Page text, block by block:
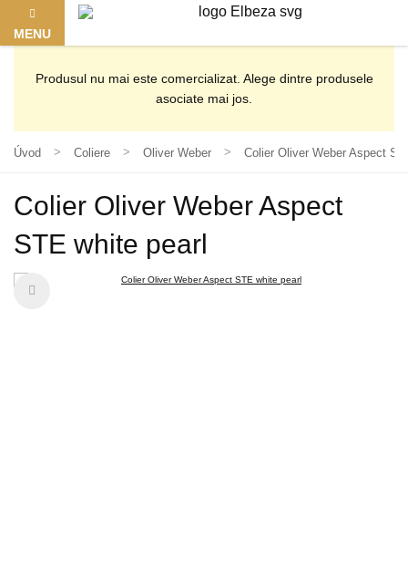
MENU
Produsul nu mai este comercializat. Alege dintre produsele
asociate mai jos.
Úvod Coliere Oliver Weber Colier Oliver Weber Aspect
Colier Oliver Weber Aspect
STE white pearl